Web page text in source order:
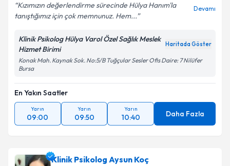
Kızımızın değerlendirme sürecinde Hülya Hanım'la
tanıştığımız için çok memnunuz. Hem...
Devamı
Klinik Psikolog Hülya Varol Özel Sağlık Meslek
Hizmet Birimi
Haritada Göster
Konak Mah. Kaynak Sok. No:5/B Tuğçular Sesler Ofis Daire: 7 Nilüfer
Bursa
En Yakın Saatler
Yarın
09:00
Yarın
09:50
Yarın
10:40 Daha Fazla
Klinik Psikolog Aysun Koç